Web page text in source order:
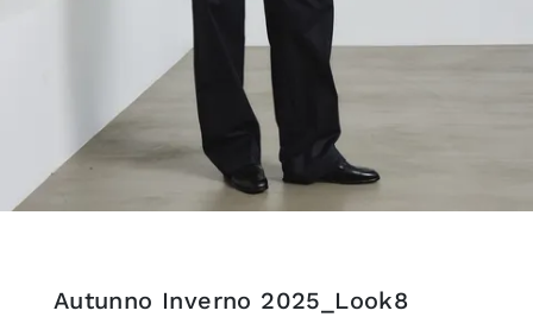
Autunno Inverno 2025_Look8